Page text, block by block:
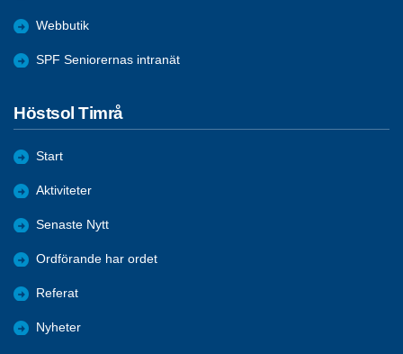
Webbutik
SPF Seniorernas intranät
Höstsol Timrå
Start
Aktiviteter
Senaste Nytt
Ordförande har ordet
Referat
Nyheter